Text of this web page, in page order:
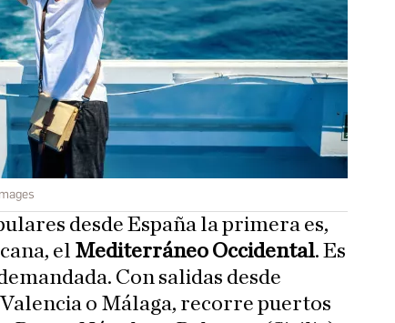
desde España la primera es,
el Mediterráneo Occidental. Es
Con salidas desde
o Málaga, recorre puertos